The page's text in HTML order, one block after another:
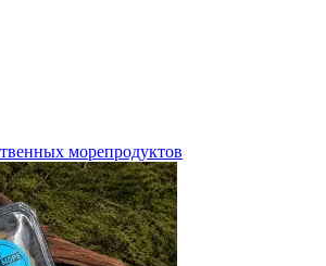
морепродуктов